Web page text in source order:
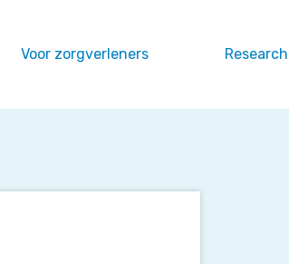
Voor zorgverleners Research